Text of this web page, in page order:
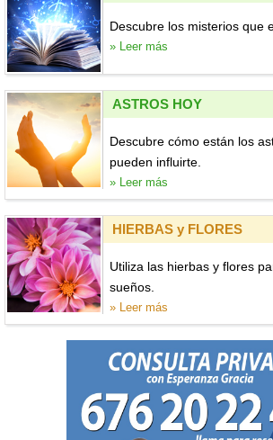
Descubre los misterios que
» Leer más
ASTROS HOY
Descubre cómo están los
pueden influirte.
» Leer más
HIERBAS y FLORES
Utiliza las hierbas y flores
sueños.
» Leer más